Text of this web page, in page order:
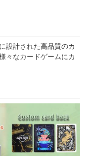
設計された高品質のカ
々なカードゲームにカ